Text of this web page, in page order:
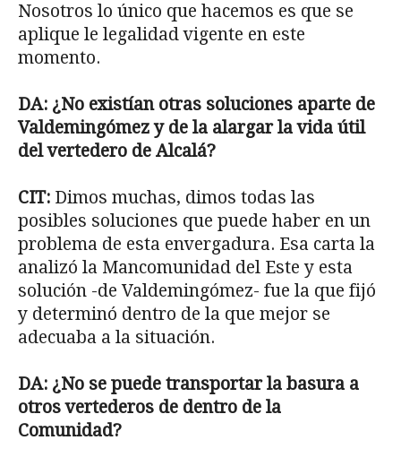
Nosotros lo único que hacemos es que se
aplique le legalidad vigente en este
momento.
DA: ¿No existían otras soluciones aparte de
Valdemingómez y de la alargar la vida útil
del vertedero de Alcalá?
CIT: Dimos muchas, dimos todas las
posibles soluciones que puede haber en un
problema de esta envergadura. Esa carta la
analizó la Mancomunidad del Este y esta
solución -de Valdemingómez- fue la que fijó
y determinó dentro de la que mejor se
adecuaba a la situación.
DA: ¿No se puede transportar la basura a
otros vertederos de dentro de la
Comunidad?